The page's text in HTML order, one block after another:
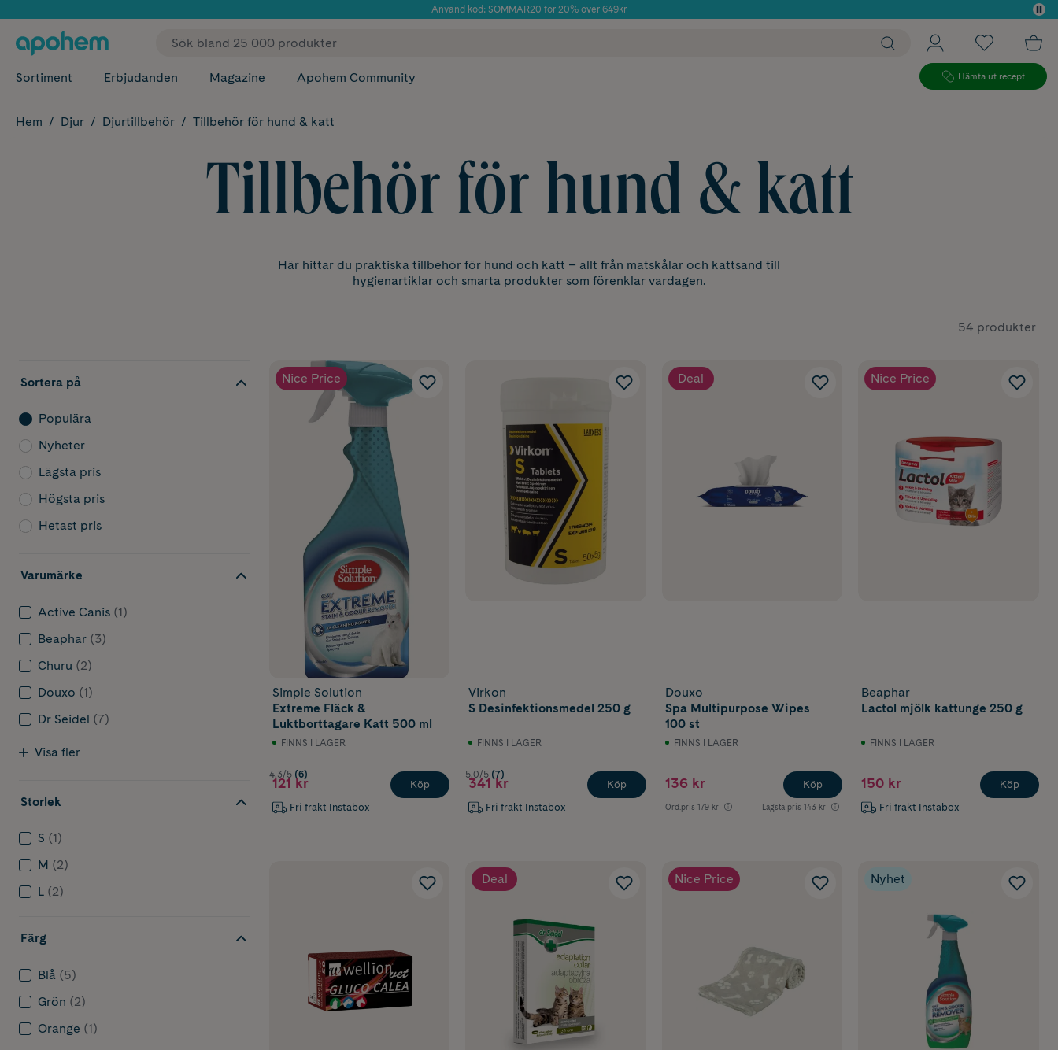
Använd kod: SOMMAR20 för 20% över 649kr
✓ Fri frakt
Sortiment Erbjudanden Magazine Apohem Community Hämta ut recept
Hem Djur Djurtillbehör Tillbehör för hund & katt
Tillbehör för hund & katt
Här hittar du praktiska tillbehör för hund och katt – allt från matskålar och kattsand till
hygienartiklar och smarta produkter som förenklar vardagen.
54 produkter
Sortera på
Populära
Nyheter
Lägsta pris
Högsta pris
Hetast pris
Varumärke
Active Canis (1)
Beaphar (3)
Churu (2)
Douxo (1)
Dr Seidel (7)
Visa fler
Storlek
S (1)
M (2)
L (2)
Färg
Blå (5)
Grön (2)
Orange (1)
Nice Price
Simple Solution
Extreme Fläck &
Luktborttagare Katt 500 ml
FINNS I LAGER
4.3/5 (6)
121 kr
Fri frakt Instabox
Köp
Virkon
S Desinfektionsmedel 250 g
FINNS I LAGER
5.0/5 (7)
341 kr
Fri frakt Instabox
Köp
Deal
Douxo
Spa Multipurpose Wipes
100 st
FINNS I LAGER
136 kr
Ord.pris 179 kr Lägsta pris 143 kr
Köp
Nice Price
Beaphar
Lactol mjölk kattunge 250 g
FINNS I LAGER
150 kr
Fri frakt Instabox
Köp
Deal Nice Price Nyhet